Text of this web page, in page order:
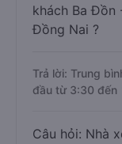
khách Ba Đồn
Đồng Nai ?
Trả lời: Trung
đầu từ 3:30 đến
Câu hỏi: Nhà